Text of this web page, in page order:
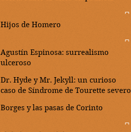
Hijos de Homero
Agustín Espinosa: surrealismo
ulceroso
Dr. Hyde y Mr. Jekyll: un curioso
caso de Síndrome de Tourette severo
Borges y las pasas de Corinto